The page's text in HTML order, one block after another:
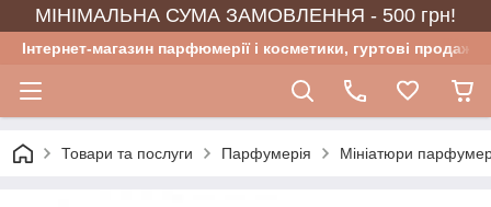
МІНІМАЛЬНА СУМА ЗАМОВЛЕННЯ - 500 грн!
Інтернет-магазин парфюмерії і косметики, гуртові продажі
Товари та послуги Парфумерія Мініатюри